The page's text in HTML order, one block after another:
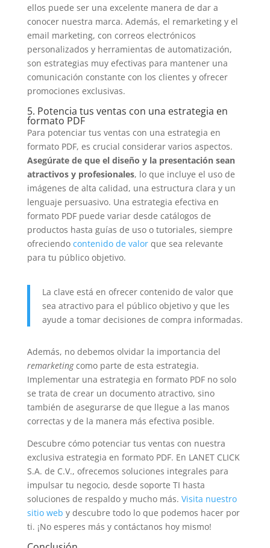
ellos puede ser una excelente manera de dar a
conocer nuestra marca. Además, el remarketing y el
email marketing, con correos electrónicos
personalizados y herramientas de automatización,
son estrategias muy efectivas para mantener una
comunicación constante con los clientes y ofrecer
promociones exclusivas.
5. Potencia tus ventas con una estrategia en
formato PDF
Para potenciar tus ventas con una estrategia en
formato PDF, es crucial considerar varios aspectos.
Asegúrate de que el diseño y la presentación sean
atractivos y profesionales, lo que incluye el uso de
imágenes de alta calidad, una estructura clara y un
lenguaje persuasivo. Una estrategia efectiva en
formato PDF puede variar desde catálogos de
productos hasta guías de uso o tutoriales, siempre
ofreciendo contenido de valorque sea relevante
para tu público objetivo.
La clave está en ofrecer contenido de valor que
sea atractivo para el público objetivo y que les
ayude a tomar decisiones de compra informadas.
Además, no debemos olvidar la importancia del
remarketingcomo parte de esta estrategia.
Implementar una estrategia en formato PDF no solo
se trata de crear un documento atractivo, sino
también de asegurarse de que llegue a las manos
correctas y de la manera más efectiva posible.
Descubre cómo potenciar tus ventas con nuestra
exclusiva estrategia en formato PDF. En LANET CLICK
S.A. de C.V., ofrecemos soluciones integrales para
impulsar tu negocio, desde soporte TI hasta
soluciones de respaldo y mucho más. Visita nuestro
sitio web y descubre todo lo que podemos hacer por
ti. ¡No esperes más y contáctanos hoy mismo!